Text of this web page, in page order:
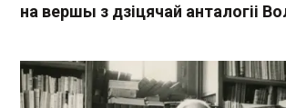
на вершы з дзіцячай анталогіі